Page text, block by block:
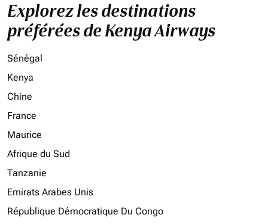
Explorez les destinations
préférées de Kenya Airways
Sénégal
Kenya
Chine
France
Maurice
Afrique du Sud
Tanzanie
Emirats Arabes Unis
République Démocratique Du Congo